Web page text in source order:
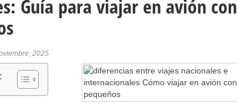
Guía para viajar en avión con
2025